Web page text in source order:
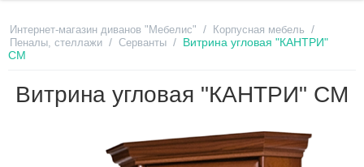
Интернет-магазин диванов "Мебелис" / Корпусная мебель /
Пеналы, стеллажи / Серванты / Витрина угловая "КАНТРИ"
СМ
Витрина угловая "КАНТРИ" СМ